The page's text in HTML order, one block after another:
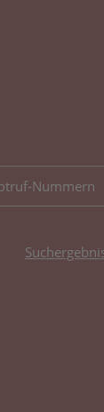
Nummern